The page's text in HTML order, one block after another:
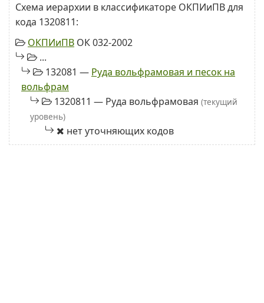
Схема иерархии в классификаторе ОКПИиПВ для
кода 1320811:
ОКПИиПВ ОК 032-2002
...
132081 — Руда вольфрамовая и песок на
вольфрам
1320811 — Руда вольфрамовая (текущий
уровень)
нет уточняющих кодов